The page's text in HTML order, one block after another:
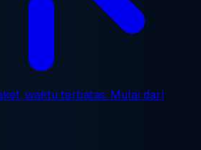
waktu terbatas. Mulai dari